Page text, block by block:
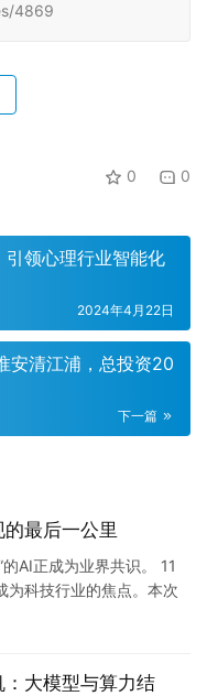
4869
0 0
引领心理行业智能化
2024年4月22日
安清江浦，总投资20
下一篇
的最后一公里
AI正成为业界共识。 11
为科技行业的焦点。本次
大模型与算力结